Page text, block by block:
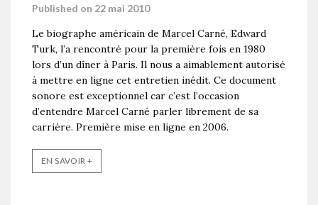
Published on 22 mai 2010
Le biographe américain de Marcel Carné, Edward
Turk, l’a rencontré pour la première fois en 1980
lors d’un dîner à Paris. Il nous a aimablement autorisé
à mettre en ligne cet entretien inédit. Ce document
sonore est exceptionnel car c’est l’occasion
d’entendre Marcel Carné parler librement de sa
carrière. Première mise en ligne en 2006.
EN SAVOIR +